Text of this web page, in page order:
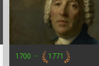
1700 — 1771